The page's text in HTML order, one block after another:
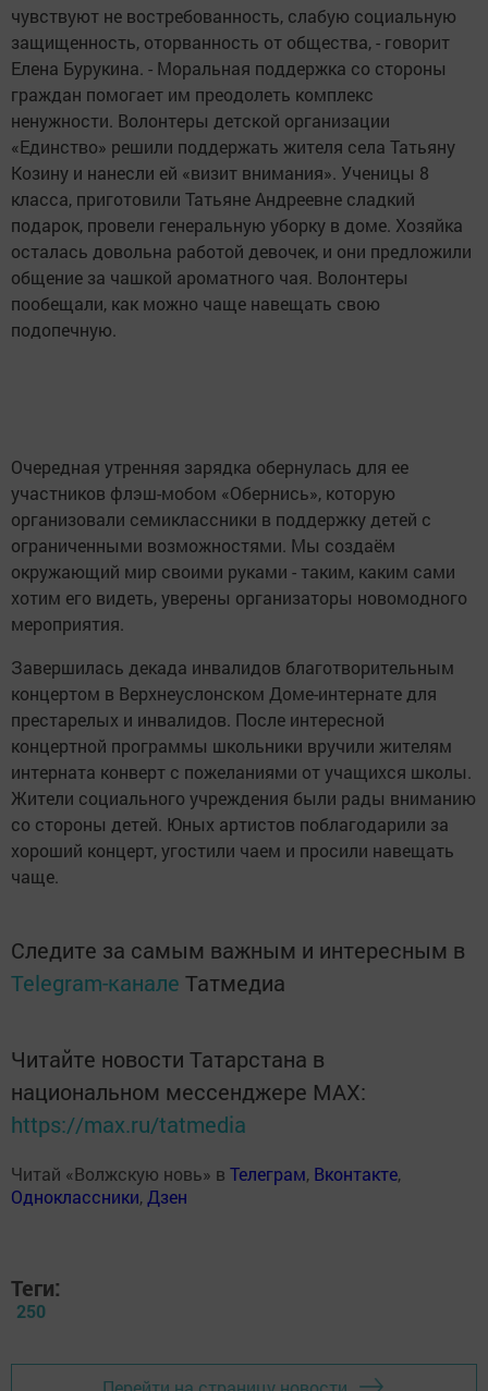
чувствуют не востребованность, слабую социальную
защищенность, оторванность от общества, - говорит
Елена Бурукина. - Моральная поддержка со стороны
граждан помогает им преодолеть комплекс
ненужности. Волонтеры детской организации
«Единство» решили поддержать жителя села Татьяну
Козину и нанесли ей «визит внимания». Ученицы 8
класса, приготовили Татьяне Андреевне сладкий
подарок, провели генеральную уборку в доме. Хозяйка
осталась довольна работой девочек, и они предложили
общение за чашкой ароматного чая. Волонтеры
пообещали, как можно чаще навещать свою
подопечную.
Очередная утренняя зарядка обернулась для ее
участников флэш-мобом «Обернись», которую
организовали семиклассники в поддержку детей с
ограниченными возможностями. Мы создаём
окружающий мир своими руками - таким, каким сами
хотим его видеть, уверены организаторы новомодного
мероприятия.
Завершилась декада инвалидов благотворительным
концертом в Верхнеуслонском Доме-интернате для
престарелых и инвалидов. После интересной
концертной программы школьники вручили жителям
интерната конверт с пожеланиями от учащихся школы.
Жители социального учреждения были рады вниманию
со стороны детей. Юных артистов поблагодарили за
хороший концерт, угостили чаем и просили навещать
чаще.
Следите за самым важным и интересным в
Telegram-канале Татмедиа
Читайте новости Татарстана в
национальном мессенджере MАХ:
https://max.ru/tatmedia
Читай «Волжскую новь» в Телеграм, Вконтакте,
Одноклассники, Дзен
Теги:
250